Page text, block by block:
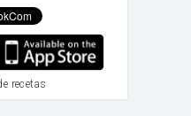
de poner la
se debería de
Rosa
caseras
de choco
por
recetas